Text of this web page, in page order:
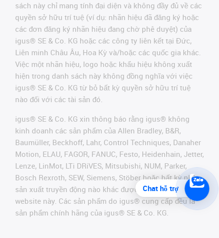
sách này chỉ mang tính đại diện và không đầy đủ về các
quyền sở hữu trí tuệ (ví dụ: nhãn hiệu đã đăng ký hoặc
các đơn đăng ký nhãn hiệu đang chờ phê duyệt) của
igus® SE & Co. KG hoặc các công ty liên kết tại Đức,
Liên minh Châu Âu, Hoa Kỳ và/hoặc các quốc gia khác.
Việc một nhãn hiệu, logo hoặc khẩu hiệu không xuất
hiện trong danh sách này không đồng nghĩa với việc
igus® SE & Co. KG từ bỏ bất kỳ quyền sở hữu trí tuệ
nào đối với các tài sản đó.
igus® SE & Co. KG xin thông báo rằng igus® không
kinh doanh các sản phẩm của Allen Bradley, B&R,
Baumüller, Beckhoff, Lahr, Control Techniques, Danaher
Motion, ELAU, FAGOR, FANUC, Festo, Heidenhain, Jetter,
Lenze, LinMot, LTi DRiVES, Mitsubishi, NUM, Parker,
Bosch Rexroth, SEW, Siemens, Stöber hoặc bất kỳ nhà
sản xuất truyền động nào khác được đề cập trên
website này. Các sản phẩm do igus® cung cấp đều là
sản phẩm chính hãng của igus® SE & Co. KG.
Chat hỗ trợ